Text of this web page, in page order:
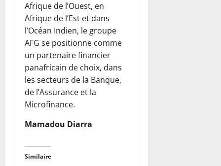
Afrique de l’Ouest, en
Afrique de l’Est et dans
l’Océan Indien, le groupe
AFG se positionne comme
un partenaire financier
panafricain de choix, dans
les secteurs de la Banque,
de l’Assurance et la
Microfinance.
Mamadou Diarra
Similaire